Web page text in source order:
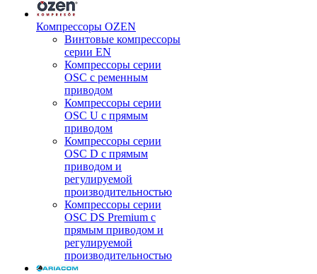
Компрессоры OZEN
Винтовые компрессоры
серии EN
Компрессоры серии
OSC с ременным
приводом
Компрессоры серии
OSC U с прямым
приводом
Компрессоры серии
OSC D с прямым
приводом и
регулируемой
производительностью
Компрессоры серии
OSC DS Premium с
прямым приводом и
регулируемой
производительностью